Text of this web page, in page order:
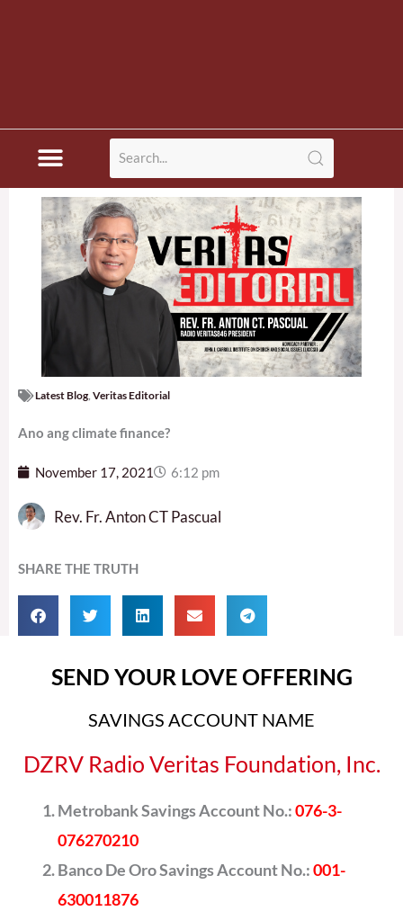
Latest Blog Veritas Editorial
Ano ang climate finance?
November 17, 2021 6:12 pm
Rev. Fr. Anton CT Pascual
SHARE THE TRUTH
SEND YOUR LOVE OFFERING
SAVINGS ACCOUNT NAME
DZRV Radio Veritas Foundation, Inc.
Metrobank Savings Account No.:076-3-
076270210
Banco De Oro Savings Account No.:001-
630011876